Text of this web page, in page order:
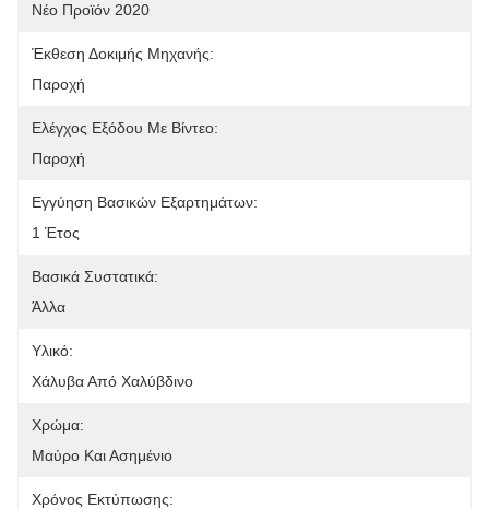
Νέο Προϊόν 2020
Έκθεση Δοκιμής Μηχανής:
Παροχή
Ελέγχος Εξόδου Με Βίντεο:
Παροχή
Εγγύηση Βασικών Εξαρτημάτων:
1 Έτος
Βασικά Συστατικά:
Άλλα
Υλικό:
Χάλυβα Από Χαλύβδινο
Χρώμα:
Μαύρο Και Ασημένιο
Χρόνος Εκτύπωσης: